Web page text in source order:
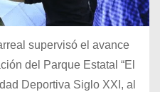
supervisó el avance
del Parque Estatal “El
Deportiva Siglo XXI, al